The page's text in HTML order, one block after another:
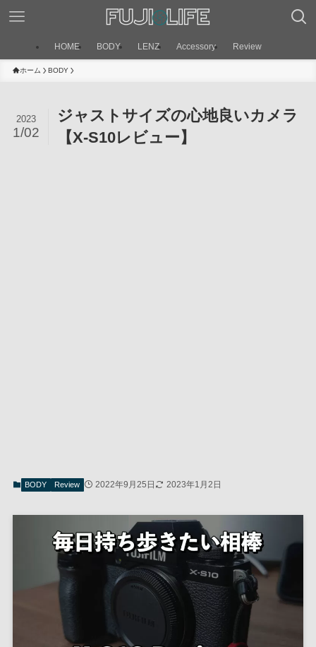
HOME BODY LENZ Accessory Review
ホーム BODY
ジャストサイズの心地良いカメラ
【X-S10レビュー】
2023
1/02
BODY Review 2022年9月25日 2023年1月2日